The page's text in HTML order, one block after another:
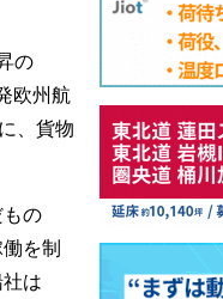
の
欧州航
、貨物
の
を制
は